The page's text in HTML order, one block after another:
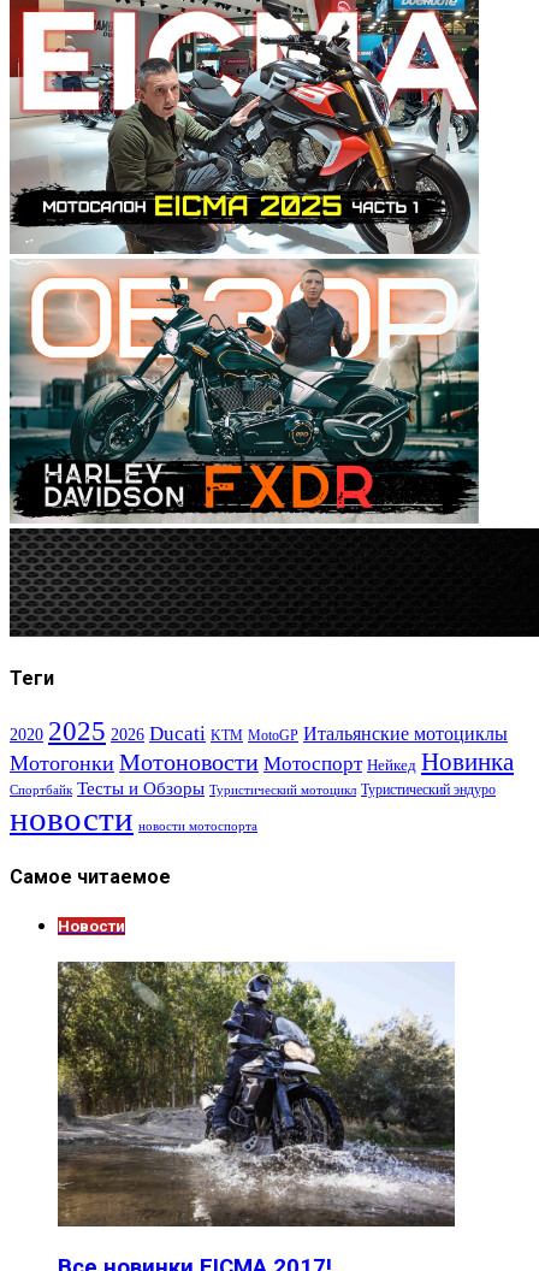
Теги
2020 2025 2026 Ducati KTM MotoGP Итальянские мотоциклы
Мотогонки Мотоновости Мотоспорт Нейкед Новинка
Спортбайк Тесты и Обзоры Туристический мотоцикл Туристический эндуро
новости новости мотоспорта
Самое читаемое
Новости